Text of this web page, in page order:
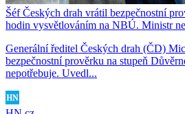
Šéf Českých drah vrátil bezpečnostní
hodin vysvětlováním na NBÚ. Ministr
Generální ředitel Českých drah (ČD)
bezpečnostní prověrku na stupeň
nepotřebuje. Uvedl...